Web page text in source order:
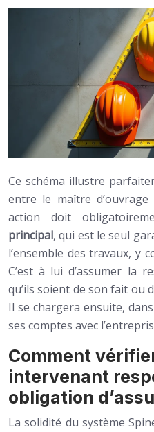
Ce schéma illustre
entre le maître
action doit
principal, qui est le seul
l’ensemble des travaux, y
C’est à lui d’assumer la
qu’ils soient de son fait ou
Il se chargera ensuite,
ses comptes avec
Comment
intervenant
obligation
La solidité du système